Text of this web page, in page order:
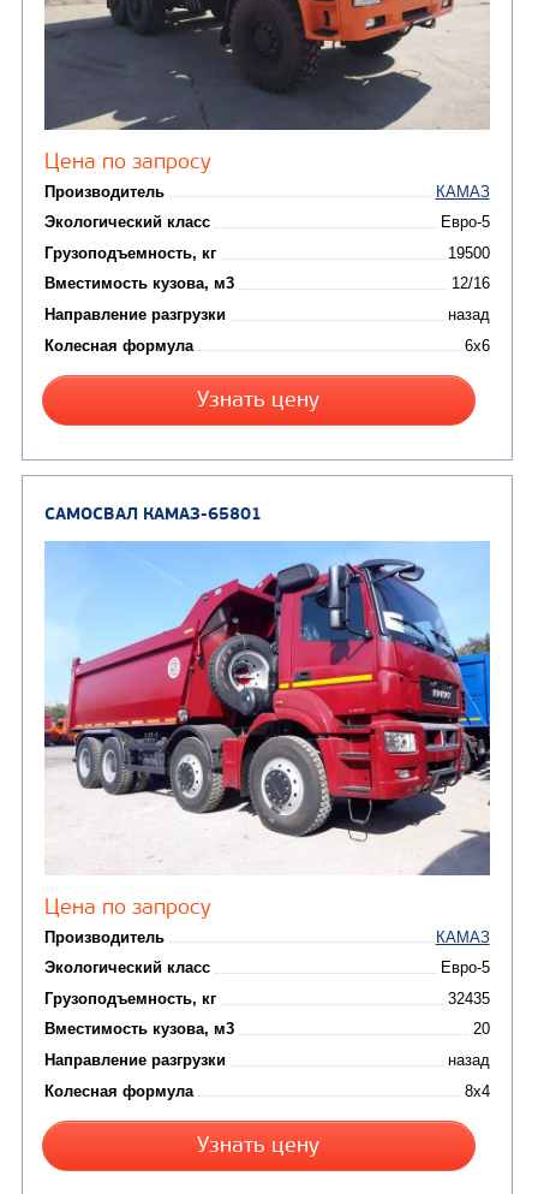
Цена по запросу
Грузоподъемность, кг
Вместимость кузова, м3
Направление разгрузки
Колесная формула
Узнать цену
САМОСВАЛ КАМАЗ-65222